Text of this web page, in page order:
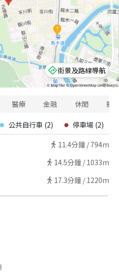
街景及路線導航
醫療 金融 休閒 寵
公共自行車 (2) 停車場 (2)
11.4分鐘 / 794m
14.5分鐘 / 1033m
17.3分鐘 / 1220m